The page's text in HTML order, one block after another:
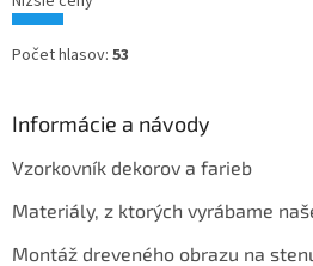
Počet hlasov: 53
Informácie a návody
Vzorkovník dekorov a farieb
Materiály, z ktorých vyrábame
Montáž dreveného obrazu na